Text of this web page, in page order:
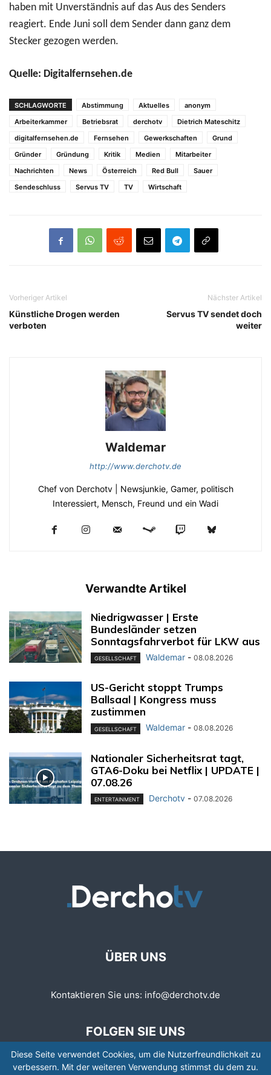
haben mit Unverständnis auf das Aus des Senders
reagiert. Ende Juni soll dem Sender dann ganz dem
Stecker gezogen werden.
Quelle: Digitalfernsehen.de
SCHLAGWORTE Abstimmung Aktuelles
anonym
Arbeiterkammer
Betriebsrat derchotv
Dietrich Mateschitz
digitalfernsehen.de
Fernsehen Gewerkschaften
Grund
Gründer
Gründung Kritik Medien
Mitarbeiter
Nachrichten
News Österreich Red Bull
Sauer
Sendeschluss
Servus TV TV Wirtschaft
Vorheriger Artikel
Künstliche Drogen werden
verboten
Nächster Artikel
Servus TV sendet doch
weiter
Waldemar
http://www.derchotv.de
Chef von Derchotv | Newsjunkie, Gamer, politisch
Interessiert, Mensch, Freund und ein Wadi
Verwandte Artikel
Niedrigwasser | Erste
Bundesländer setzen
Sonntagsfahrverbot für LKW aus
GESELLSCHAFT Waldemar - 08.08.2026
US-Gericht stoppt Trumps
Ballsaal | Kongress muss
zustimmen
GESELLSCHAFT Waldemar - 08.08.2026
Nationaler Sicherheitsrat tagt,
GTA6-Doku bei Netflix | UPDATE |
07.08.26
ENTERTAINMENT Derchotv - 07.08.2026
ÜBER UNS
Kontaktieren Sie uns: info@derchotv.de
FOLGEN SIE UNS
Diese Seite verwendet Cookies, um die Nutzerfreundlichkeit zu
verbessern. Mit der weiteren Verwendung stimmst du dem zu.